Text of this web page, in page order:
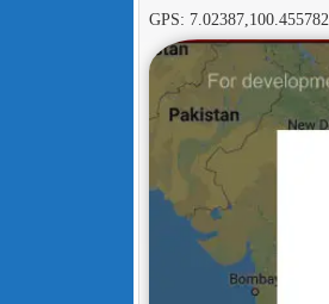
GPS: 7.02387,100.455782